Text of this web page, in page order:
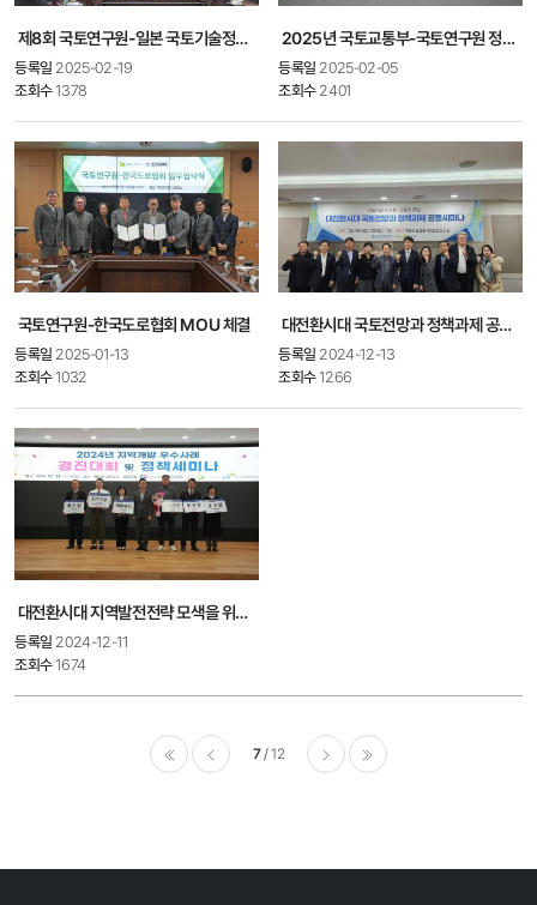
제8회 국토연구원-일본 국토기술정책종합연구소 공동세미나 개최
등록일 2025-02-19
조회수1378
2025년 국토교통부-국토연구원 정책연구협의회 개최
등록일 2025-02-05
조회수2401
국토연구원-한국도로협회 MOU 체결
등록일 2025-01-13
조회수1032
대전환시대 국토전망과 정책과제 공동세미나 개최
등록일 2024-12-13
조회수1266
대전환시대 지역발전전략 모색을 위한 2024년 지역개발 우수사례 경진대회 및 정책세미..
등록일 2024-12-11
조회수1674
7 12